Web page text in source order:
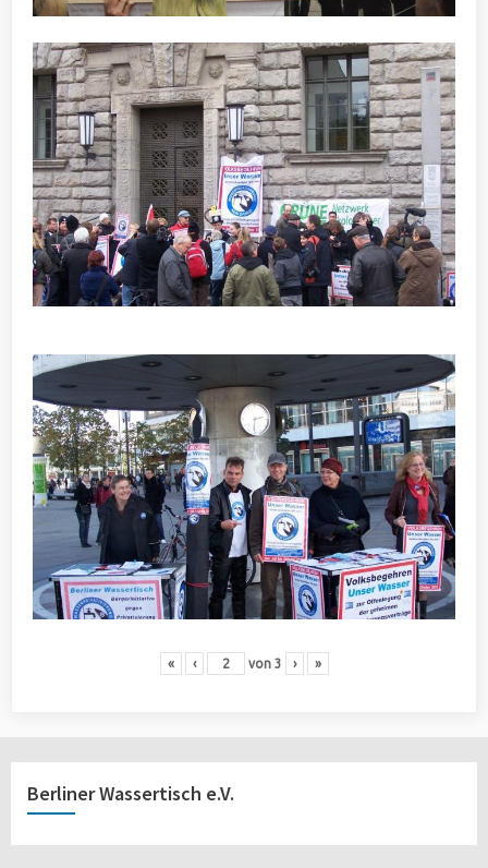
« ‹ von 3 › »
Berliner Wassertisch e.V.